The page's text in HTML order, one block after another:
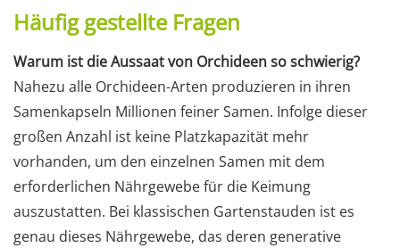
Häufig gestellte Fragen
Warum ist die Aussaat von Orchideen so schwierig?
Nahezu alle Orchideen-Arten produzieren in ihren
Samenkapseln Millionen feiner Samen. Infolge dieser
großen Anzahl ist keine Platzkapazität mehr
vorhanden, um den einzelnen Samen mit dem
erforderlichen Nährgewebe für die Keimung
auszustatten. Bei klassischen Gartenstauden ist es
genau dieses Nährgewebe, das deren generative